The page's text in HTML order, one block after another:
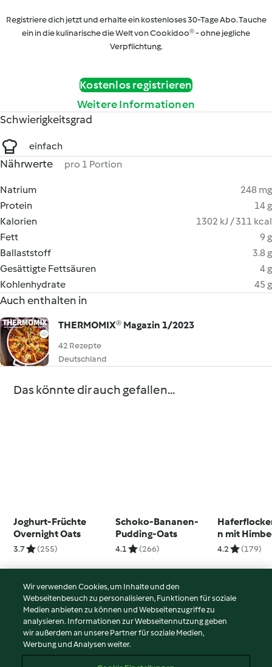
Registriere dich jetzt und erhalte ein kostenloses 30-Tage Abo. Tauche
ein in die kulinarische die Welt von Cookidoo® - ohne jegliche
Verpflichtung.
Kostenlos registrieren
Weitere Informationen
Schwierigkeitsgrad
einfach
Nährwerte pro 1 Portion
Natrium
248 mg
Protein
14 g
Kalorien
1302 kJ / 311 kcal
Fett
9 g
Ballaststoff
3.8 g
Gesättigte Fettsäuren
4 g
Kohlenhydrate
45 g
Auch enthalten in
THERMOMIX® Magazin 1/2023
42 Rezepte
Deutschland
Das könnte dir auch gefallen...
Joghurt-Früchte
Overnight Oats
3.7 (255)
Schoko-Bananen-
Pudding-Oats
4.1 (266)
n mit
Kokos
4.2 (179)
© Copyright 2026
Nutzungsbedingungen
Datenschutzrichtlinien
Wir verwenden Cookies, um Inhalte und den
Webseitenbesuch zu personalisieren, Funktionen für soziale
Medien anbieten zu können und Webseitenzugriffe zu
analysieren. Informationen zur Webseitennutzung geben
wir außerdem an unsere Partner für soziale Medien,
Werbung und Analysen weiter.